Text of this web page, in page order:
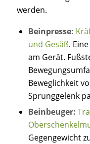
werden.
Beinpresse:
und Gesäß.
am Gerät.
Beweglichkeit
Sprunggelenk
Beinbeuger:
Gegengewicht